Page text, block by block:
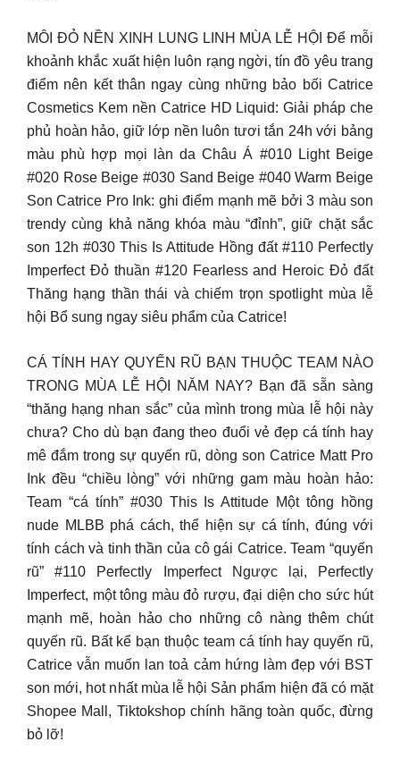
MÔI ĐỎ NỀN XINH LUNG LINH MÙA LỄ HỘI Để mỗi
khoảnh khắc xuất hiện luôn rạng ngời, tín đồ yêu trang
điểm nên kết thân ngay cùng những bảo bối Catrice
Cosmetics Kem nền Catrice HD Liquid: Giải pháp che
phủ hoàn hảo, giữ lớp nền luôn tươi tắn 24h với bảng
màu phù hợp mọi làn da Châu Á #010 Light Beige
#020 Rose Beige #030 Sand Beige #040 Warm Beige
Son Catrice Pro Ink: ghi điểm mạnh mẽ bởi 3 màu son
trendy cùng khả năng khóa màu “đỉnh”, giữ chặt sắc
son 12h #030 This Is Attitude Hồng đất #110 Perfectly
Imperfect Đỏ thuần #120 Fearless and Heroic Đỏ đất
Thăng hạng thần thái và chiếm trọn spotlight mùa lễ
hội Bổ sung ngay siêu phẩm của Catrice!
CÁ TÍNH HAY QUYẾN RŨ BẠN THUỘC TEAM NÀO
TRONG MÙA LỄ HỘI NĂM NAY? Bạn đã sẵn sàng
“thăng hạng nhan sắc” của mình trong mùa lễ hội này
chưa? Cho dù bạn đang theo đuổi vẻ đẹp cá tính hay
mê đắm trong sự quyến rũ, dòng son Catrice Matt Pro
Ink đều “chiều lòng” với những gam màu hoàn hảo:
Team “cá tính” #030 This Is Attitude Một tông hồng
nude MLBB phá cách, thể hiện sự cá tính, đúng với
tính cách và tinh thần của cô gái Catrice. Team “quyến
rũ” #110 Perfectly Imperfect Ngược lại, Perfectly
Imperfect, một tông màu đỏ rượu, đại diện cho sức hút
mạnh mẽ, hoàn hảo cho những cô nàng thêm chút
quyến rũ. Bất kể bạn thuộc team cá tính hay quyến rũ,
Catrice vẫn muốn lan toả cảm hứng làm đẹp với BST
son mới, hot nhất mùa lễ hội Sản phẩm hiện đã có mặt
Shopee Mall, Tiktokshop chính hãng toàn quốc, đừng
bỏ lỡ!